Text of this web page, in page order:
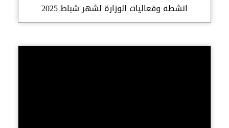
انشطه وفعاليات الوزارة لشهر شباط 2025